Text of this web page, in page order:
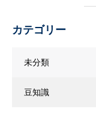
カテゴリー
未分類
豆知識